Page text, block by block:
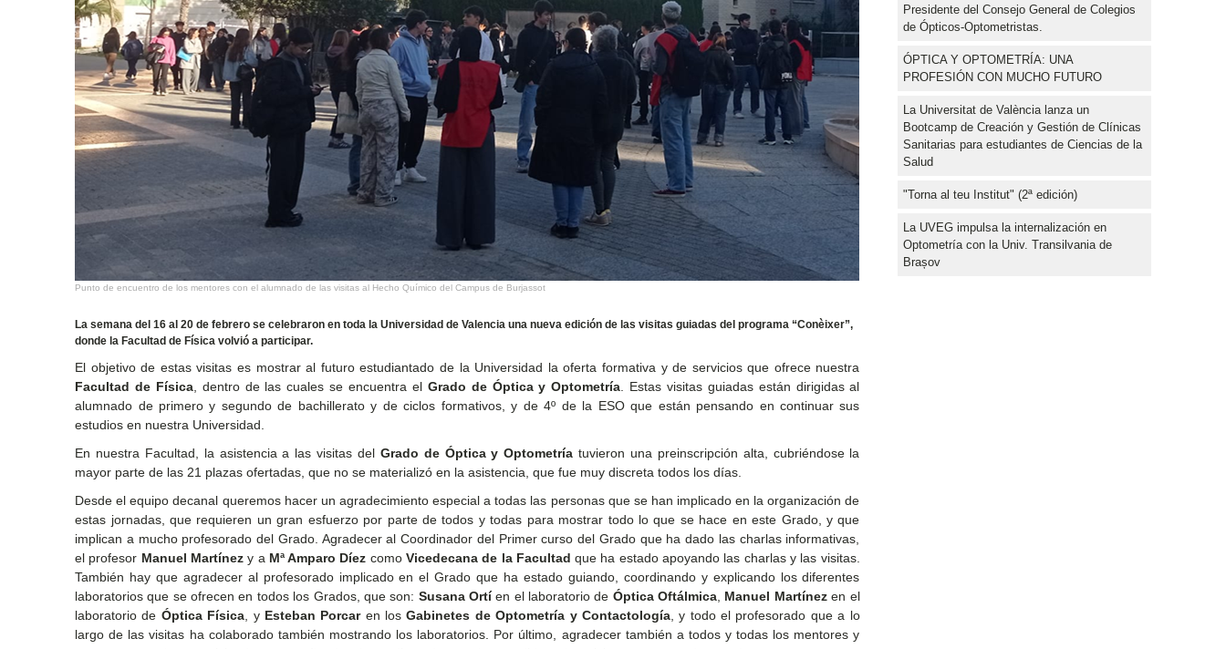
Punto de encuentro de los mentores con el alumnado de las visitas al Hecho Químico del Campus de Burjassot
La semana del 16 al 20 de febrero se celebraron en toda la Universidad de Valencia una nueva edición de las visitas guiadas del programa “Conèixer”,
donde la Facultad de Física volvió a participar.
El objetivo de estas visitas es mostrar al futuro estudiantado de la Universidad la oferta formativa y de servicios que ofrece nuestra
Facultad de Física, dentro de las cuales se encuentra el Grado de Óptica y Optometría . Estas visitas guiadas están dirigidas al
alumnado de primero y segundo de bachillerato y de ciclos formativos, y de 4º de la ESO que están pensando en continuar sus
estudios en nuestra Universidad.
En nuestra Facultad, la asistencia a las visitas del Grado de Óptica y Optometría tuvieron una preinscripción alta, cubriéndose la
mayor parte de las 21 plazas ofertadas, que no se materializó en la asistencia, que fue muy discreta todos los días.
Desde el equipo decanal queremos hacer un agradecimiento especial a todas las personas que se han implicado en la organización de
estas jornadas, que requieren un gran esfuerzo por parte de todos y todas para mostrar todo lo que se hace en este Grado, y que
implican a mucho profesorado del Grado. Agradecer al Coordinador del Primer curso del Grado que ha dado las charlas informativas,
el profesor Manuel Martínezy a Mª Amparo Díez comoVicedecana de la Facultad que ha estado apoyando las charlas y las visitas.
También hay que agradecer al profesorado implicado en el Grado que ha estado guiando, coordinando y explicando los diferentes
laboratorios que se ofrecen en todos los Grados, que son: Susana Ortíen el laboratorio de Óptica Oftálmica Manuel Martínezen el
laboratorio de Óptica Física , y Esteban Porcaren losGabinetes de Optometría y Contactología, y todo el profesorado que a lo
largo de las visitas ha colaborado también mostrando los laboratorios. Por último, agradecer también a todos y todas los mentores y
Presidente del Consejo General de Colegios
de Ópticos-Optometristas.
ÓPTICA Y OPTOMETRÍA: UNA
PROFESIÓN CON MUCHO FUTURO
La Universitat de València lanza un
Bootcamp de Creación y Gestión de Clínicas
Sanitarias para estudiantes de Ciencias de la
Salud
"Torna al teu Institut" (2ª edición)
La UVEG impulsa la internalización en
Optometría con la Univ. Transilvania de
Brașov